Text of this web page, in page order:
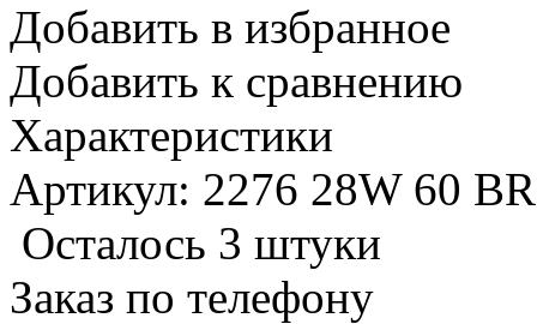
Добавить в избранное
Добавить к сравнению
Характеристики
Артикул: 2276 28W 60
Осталось 3 штуки
Заказ по телефону